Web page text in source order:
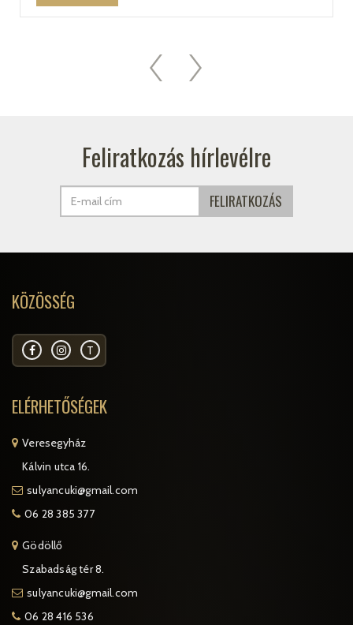
Feliratkozás hírlevélre
KÖZÖSSÉG
T
ELÉRHETŐSÉGEK
Veresegyház
Kálvin utca 16.
sulyancuki@gmail.com
06 28 385 377
Gödöllő
Szabadság tér 8.
sulyancuki@gmail.com
06 28 416 536